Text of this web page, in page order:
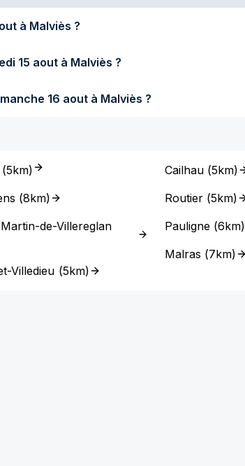
fera-t-il demain dimanche 9 aout à Malviès ?
fera-t-il samedi prochain samedi 15 aout à Malviès ?
temps fera-t-il dimanche prochain dimanche 16 aout à Malviès ?
(5km)
(8km)
de-Villereglan
Villedieu (5km)
Cailhau(5km)
Routier(5km)
Pauligne(6km)
Malras (7km)